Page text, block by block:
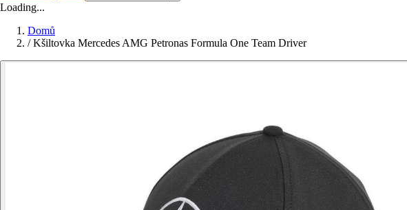
Loading...
Domů
/ Kšiltovka Mercedes AMG Petronas Formula One Team Driver